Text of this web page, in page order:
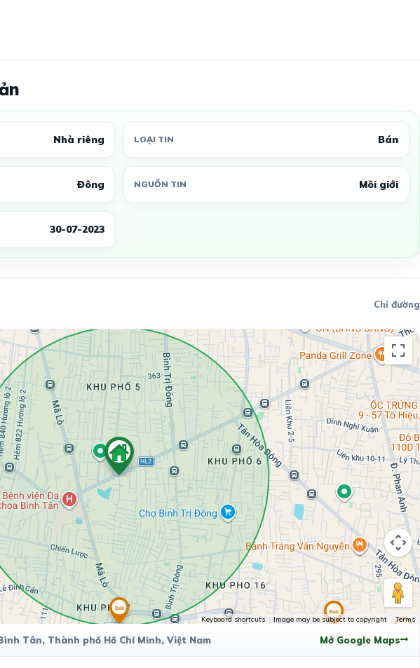
Nhà riêng LOẠI TIN Bán
Đông NGUỒN TIN Môi giới
30-07-2023
Chỉ đường
Keyboard shortcuts Image may be subject to copyright Terms
Tân, Thành phố Hồ Chí Minh, Việt Nam Mở Google Maps